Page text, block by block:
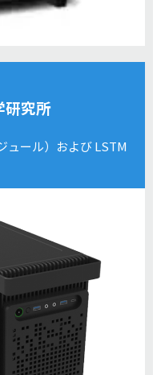
究所
ュール）および LSTM